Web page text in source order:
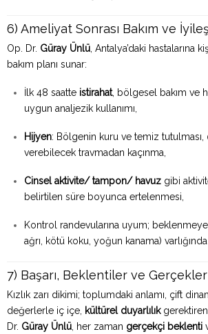
6) Ameliyat Sonrası Bakım ve
Op. Dr. Güray Ünlü, Antalya’daki hastalarına
bakım planı sunar:
İlk 48 saatte istirahat, bölgesel bakım ve
uygun analjezik kullanımı,
Hijyen: Bölgenin kuru ve temiz tutulması,
verebilecek travmadan kaçınma,
Cinsel aktivite/ tampon/ havuz gibi
belirtilen süre boyunca ertelenmesi,
Kontrol randevularına uyum;
ağrı, kötü koku, yoğun kanama) varlığında
7) Başarı, Beklentiler ve Gerçekler
Kızlık zarı dikimi; toplumdaki anlamı, çift
değerlerle iç içe, kültürel duyarlılık
Dr. Güray Ünlü, her zaman gerçekçi beklenti